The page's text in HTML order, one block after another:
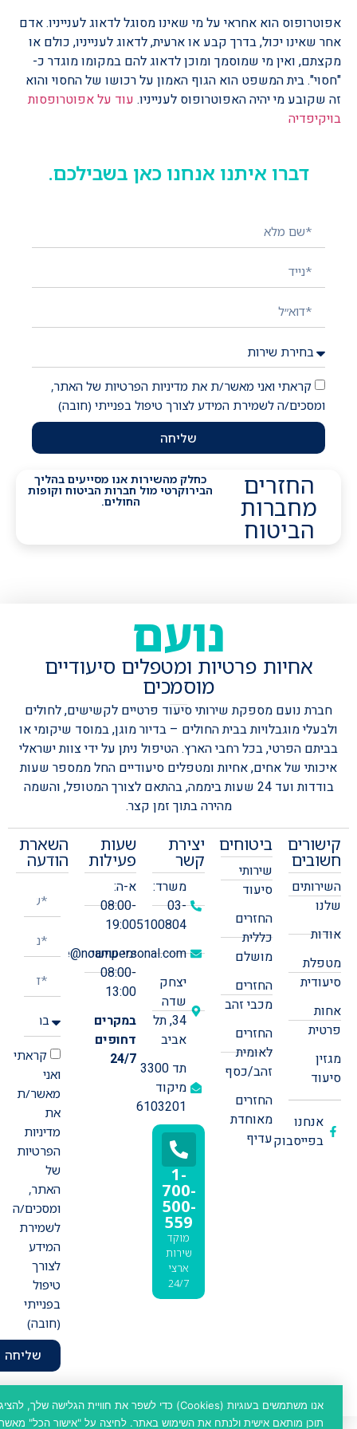
אפוטרופוס הוא אחראי על מי שאינו מסוגל לדאוג לענייניו. אדם
אחר שאינו יכול, בדרך קבע או ארעית, לדאוג לענייניו, כולם או
מקצתם, ואין מי שמוסמך ומוכן לדאוג להם במקומו מוגדר כ-
"חסוי". בית המשפט הוא הגוף האמון על רכושו של החסוי והוא
זה שקובע מי יהיה האפוטרופוס לענייניו.עוד על אפוטרופסות
בויקיפדיה
דברו איתנו אנחנו כאן בשבילכם.
השאירו פרטים ונציג יחזור אליכם בהקדם!
קראתי ואני מאשר/ת את מדיניות הפרטיות של האתר,
ומסכים/ה לשמירת המידע לצורך טיפול בפנייתי (חובה)
שליחה
החזרים
מחברות
הביטוח
כחלק מהשירות אנו מסייעים בהליך
הבירוקרטי מול חברות הביטוח וקופות
החולים.
נועם
אחיות פרטיות ומטפלים סיעודיים
מוסמכים
חברת נועם מספקת שירותי סיעוד פרטיים לקשישים, לחולים
ולבעלי מוגבלויות בבית החולים – בדיור מוגן, במוסד שיקומי או
בביתם הפרטי, בכל רחבי הארץ.הטיפול ניתן על ידי צוות ישראלי
איכותי של אחים, אחיות ומטפלים סיעודיים החל ממספר שעות
בודדות ועד 24 שעות ביממה, בהתאם לצורך המטופל, והשמה
מהירה בתוך זמן קצר.
קישורים
חשובים
השירותים
שלנו
אודות
מטפלת
סיעודית
אחות
פרטית
מגזין
סיעוד
אנחנו
בפייסבוק
ביטוחים
שירותי
סיעוד
החזרים
כללית
מושלם
החזרים
מכבי זהב
החזרים
לאומית
זהב/כסף
החזרים
מאוחדת
עדיף
יצירת
קשר
משרד:
03-
5100804
office@noampersonal.com
יצחק
שדה
34, תל
אביב
תד 3300
מיקוד
6103201
1-
700-
500-
559
מוקד
שירות
ארצי
24/7
שעות
פעילות
א-ה:
08:00-
19:00
ימי שישי:
08:00-
13:00
במקרים
דחופים
24/7
השארת
הודעה
קראתי
ואני
מאשר/ת
את
מדיניות
הפרטיות
של
האתר,
ומסכים/ה
לשמירת
המידע
לצורך
טיפול
בפנייתי
(חובה)
שליחה
כתיבת תוכן - Malis Copywriting & Content
אנו משתמשים בעוגיות (Cookies) כדי לשפר את חוויית הגלישה שלך, להציג
תוכן מותאם אישית ולנתח את השימוש באתר. לחיצה על "אישור הכל" מאשרת